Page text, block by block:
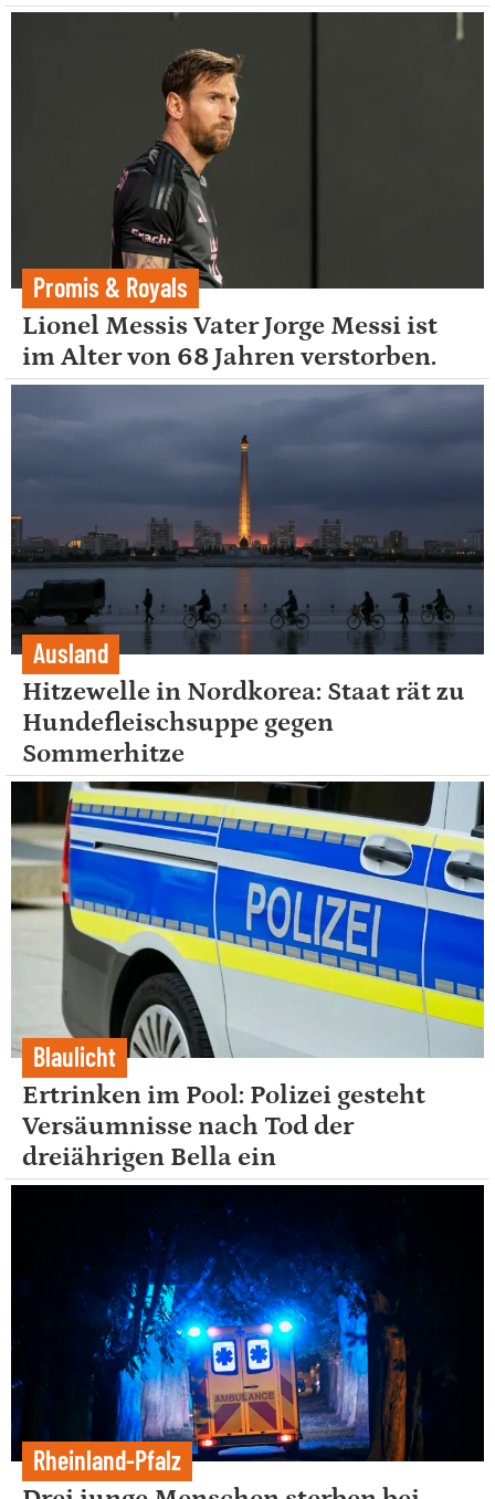
Promis & Royals
Lionel Messis Vater Jorge Messi ist
im Alter von 68 Jahren verstorben.
Ausland
Hitzewelle in Nordkorea: Staat rät zu
Hundefleischsuppe gegen
Sommerhitze
Blaulicht
Ertrinken im Pool: Polizei gesteht
Versäumnisse nach Tod der
dreiährigen Bella ein
Rheinland-Pfalz